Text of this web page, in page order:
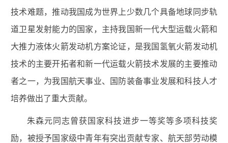
技术难题，推动我国成为世界上少数几个具备地球同步轨
道卫星发射能力的国家，主持我国新一代大型运载火箭和
大推力液体火箭发动机方案论证，是我国氢氧火箭发动机
技术的主要开拓者和新一代运载火箭技术发展的主要推动
者之一，为我国航天事业、国防装备事业发展和科技人才
培养做出了重大贡献。
朱森元同志曾获国家科技进步一等奖等多项科技奖
励，被授予国家级中青年有突出贡献专家、航天部劳动模